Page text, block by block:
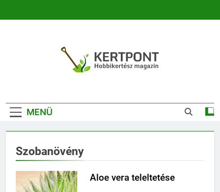
Kertészeti
Magazin |
Növénykereső És
Növényhatározó
MENÜ
Szobanövény
Aloe vera teleltetése